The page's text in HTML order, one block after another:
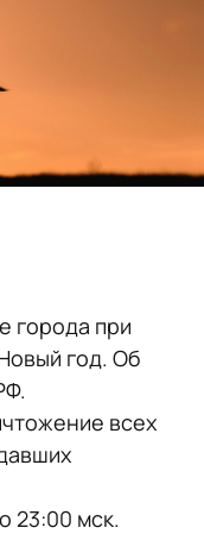
города при
год. Об
всех
23:00 мск.